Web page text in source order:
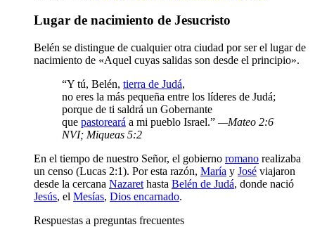
Lugar de nacimiento de Jesucristo
Belén se distingue de cualquier otra ciudad por ser el lugar de
nacimiento de «Aquel cuyas salidas son desde el principio».
“Y tú, Belén, tierra de Judá,
no eres la más pequeña entre los líderes de Judá;
porque de ti saldrá un Gobernante
que pastoreará a mi pueblo Israel.” —Mateo 2:6
NVI; Miqueas 5:2
En el tiempo de nuestro Señor, el gobierno romano realizaba
un censo (Lucas 2:1). Por esta razón, María y José viajaron
desde la cercana Nazaret hasta Belén de Judá, donde nació
Jesús, el Mesías, Dios encarnado.
Respuestas a preguntas frecuentes